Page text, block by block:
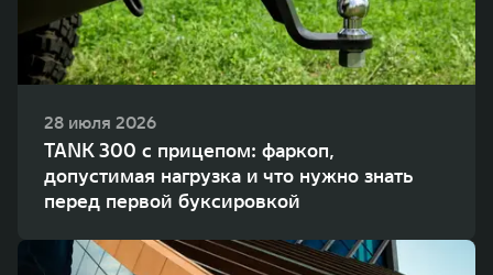
WEY 80
Масштаб возможностей
от 6 449 000 ₽
WEY 80 Лаундж
Масштаб возможностей
от 8 099 000 ₽
28 июля 2026
TANK 300 с прицепом: фаркоп,
допустимая нагрузка и что нужно знать
перед первой буксировкой